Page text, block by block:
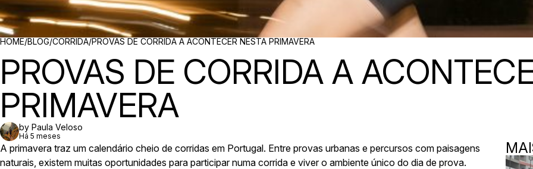
BREADCRUMBS
HOME/BLOG/CORRIDA/PROVAS DE CORRIDA A ACONTECER NESTA PRIMAVERA
PROVAS DE CORRIDA A
PRIMAVERA
by Paula Veloso
Há 5 meses
A primavera traz um calendário cheio de corridas em Portugal. Entre provas urbanas e percursos com paisagens
naturais, existem muitas oportunidades para participar numa corrida e viver o ambiente único do dia de prova.